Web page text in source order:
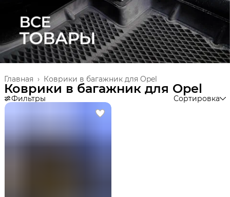
Коврики в багажник для Opel
Главная ›
Коврики в багажник для Opel
Фильтры Сортировка